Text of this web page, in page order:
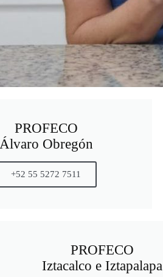
PROFECO
Álvaro Obregón
+52 55 5272 7511
PROFECO
Iztacalco e Iztapalapa